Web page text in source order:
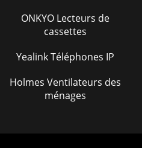
ONKYO Lecteurs de
cassettes
Yealink Téléphones IP
Holmes Ventilateurs des
ménages